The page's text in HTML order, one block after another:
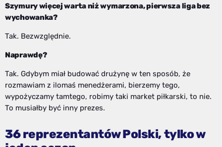
Szymury więcej warta niż wymarzona, pierwsza liga bez
wychowanka?
Tak. Bezwzględnie.
Naprawdę?
Tak. Gdybym miał budować drużynę w ten sposób, że
rozmawiam z ilomaś menedżerami, bierzemy tego,
wypożyczamy tamtego, robimy taki market piłkarski, to nie.
To musiałby być inny prezes.
36 reprezentantów Polski, tylko w